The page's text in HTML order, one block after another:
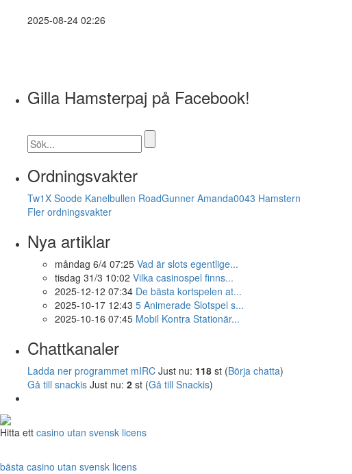
2025-08-24 02:26
Gilla Hamsterpaj på Facebook!
Ordningsvakter
Tw1X Soode Kanelbullen RoadGunner Amanda0043 Hamstern
Fler ordningsvakter
Nya artiklar
måndag 6/4 07:25 Vad är slots egentlige...
tisdag 31/3 10:02 Vilka casinospel finns...
2025-12-12 07:34 De bästa kortspelen at...
2025-10-17 12:43 5 Animerade Slotspel s...
2025-10-16 07:45 Mobil Kontra Stationär...
Chattkanaler
Ladda ner programmet mIRC Just nu: 118 st (Börja chatta)
Gå till snackis Just nu: 2 st (Gå till Snackis)
Hitta ett casino utan svensk licens
bästa casino utan svensk licens